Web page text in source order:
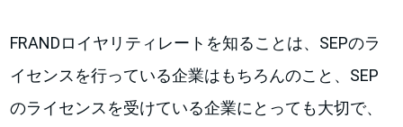
FRANDロイヤリティレートを知ることは、SEPのラ
イセンスを行っている企業はもちろんのこと、SEP
のライセンスを受けている企業にとっても大切で、